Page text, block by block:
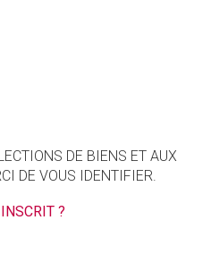
DE BIENS ET AUX
DE VOUS IDENTIFIER.
?